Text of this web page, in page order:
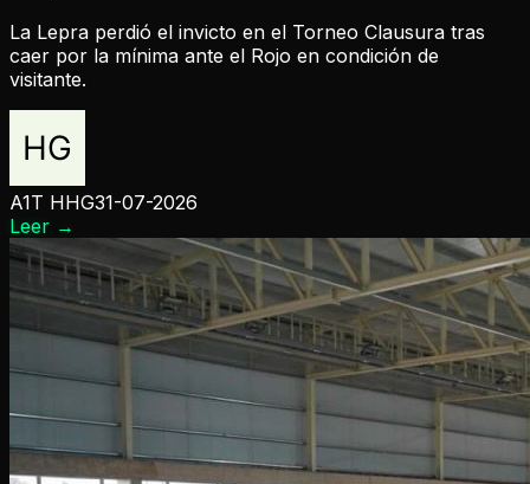
La Lepra perdió el invicto en el Torneo Clausura tras
caer por la mínima ante el Rojo en condición de
visitante.
A1T HHG31-07-2026
Leer →